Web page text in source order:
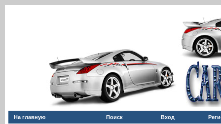
На главную Поиск Вход